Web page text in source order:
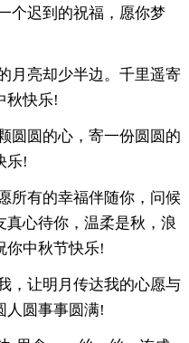
个迟到的祝福，愿你梦
月亮却少半边。千里遥寄
秋快乐!
圆圆的心，寄一份圆圆的
乐!
所有的幸福伴随你，问候
真心待你，温柔是秋，浪
你中秋节快乐!
，让明月传达我的心愿与
人圆事事圆满!